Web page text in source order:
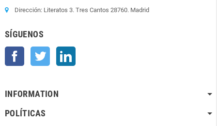
Dirección: Literatos 3. Tres Cantos 28760. Madrid
SÍGUENOS
Facebook Twitter
INFORMATION
POLÍTICAS